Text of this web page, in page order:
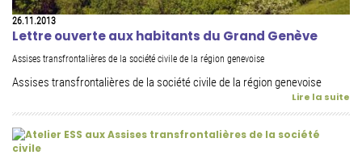
26.11.2013
Lettre ouverte aux habitants du Grand Genève
Assises transfrontalières de la société civile de la région genevoise
Assises transfrontalières de la société civile de la région genevoise
Lire la suite